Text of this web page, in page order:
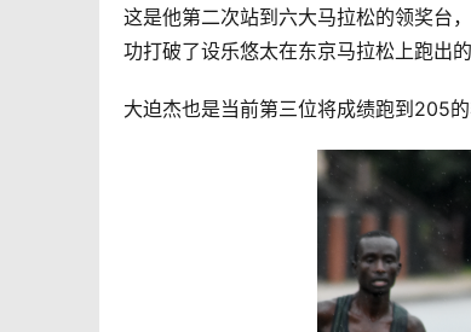
这是他第二次站到六大马拉松的领奖台
功打破了设乐悠太在东京马拉松上跑出
大迫杰也是当前第三位将成绩跑到205的